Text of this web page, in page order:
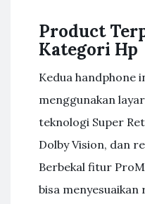
Product
Kategori Hp
Kedua handphone
menggunakan
teknologi Super
Dolby Vision, dan
Berbekal fitur
bisa